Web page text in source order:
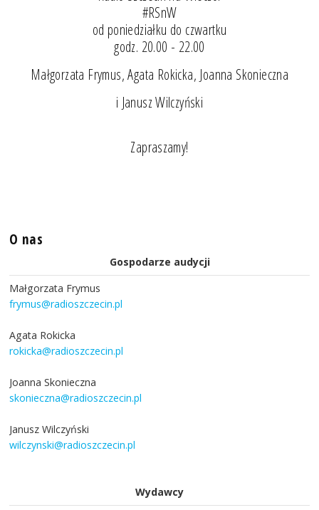
#RSnW
od poniedziałku do czwartku
godz. 20.00 - 22.00
Małgorzata Frymus, Agata Rokicka, Joanna Skonieczna
i Janusz Wilczyński
Zapraszamy!
O nas
Gospodarze audycji
Małgorzata Frymus
frymus@radioszczecin.pl
Agata Rokicka
rokicka@radioszczecin.pl
Joanna Skonieczna
skonieczna@radioszczecin.pl
Janusz Wilczyński
wilczynski@radioszczecin.pl
Wydawcy